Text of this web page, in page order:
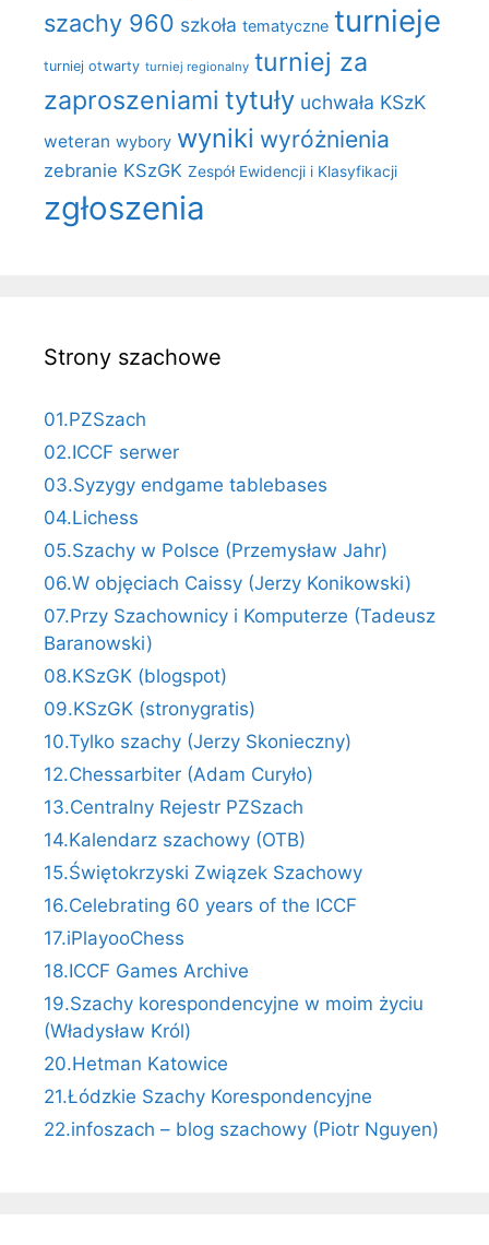
szachy 960 szkoła tematyczne turnieje
turniej otwarty turniej regionalny turniej za
zaproszeniami tytuły uchwała KSzK
weteran wybory wyniki wyróżnienia
zebranie KSzGK Zespół Ewidencji i Klasyfikacji
zgłoszenia
Strony szachowe
01.PZSzach
02.ICCF serwer
03.Syzygy endgame tablebases
04.Lichess
05.Szachy w Polsce (Przemysław Jahr)
06.W objęciach Caissy (Jerzy Konikowski)
07.Przy Szachownicy i Komputerze (Tadeusz
Baranowski)
08.KSzGK (blogspot)
09.KSzGK (stronygratis)
10.Tylko szachy (Jerzy Skonieczny)
12.Chessarbiter (Adam Curyło)
13.Centralny Rejestr PZSzach
14.Kalendarz szachowy (OTB)
15.Świętokrzyski Związek Szachowy
16.Celebrating 60 years of the ICCF
17.iPlayooChess
18.ICCF Games Archive
19.Szachy korespondencyjne w moim życiu
(Władysław Król)
20.Hetman Katowice
21.Łódzkie Szachy Korespondencyjne
22.infoszach – blog szachowy (Piotr Nguyen)